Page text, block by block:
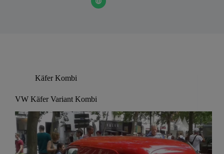
Käfer Kombi
VW Käfer Variant Kombi